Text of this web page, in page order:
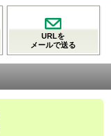
URLを
メールで送る